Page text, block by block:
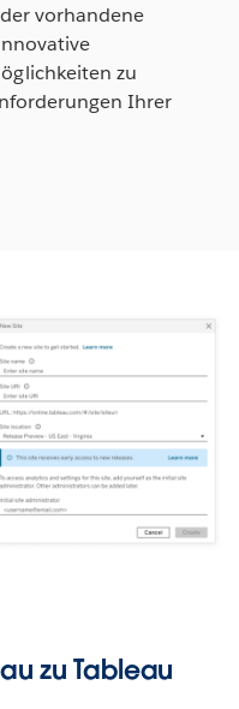
vorhandene
zu
Ihrer
zu Tableau